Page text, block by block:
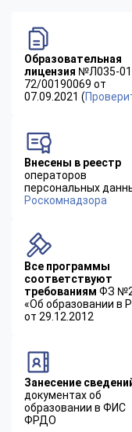
Образовательная
лицензия №Л035-
72/00190069 от
07.09.2021 (
Внесены в реестр
операторов
персональных
Роскомнадзора
Все программы
соответствуют
требованиям ФЗ
«Об образовании в
от 29.12.2012
Занесение
документах об
образовании в ФИС
ФРДО